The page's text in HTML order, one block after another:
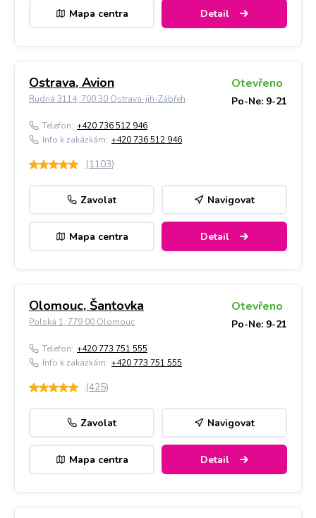
Mapa centra Detail
Ostrava, Avion
Rudná 3114, 700 30 Ostrava-jih-Zábřeh
Otevřeno
Po-Ne: 9-21
Telefon: +420 736 512 946
Info k zakázkám: +420 736 512 946
(1103)
Zavolat Navigovat
Mapa centra Detail
Olomouc, Šantovka
Polská 1, 779 00 Olomouc
Otevřeno
Po-Ne: 9-21
Telefon: +420 773 751 555
Info k zakázkám: +420 773 751 555
(425)
Zavolat Navigovat
Mapa centra Detail